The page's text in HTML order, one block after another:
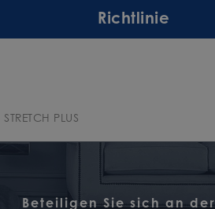
Richtlinie
PLUS
Beteiligen Sie sich an der